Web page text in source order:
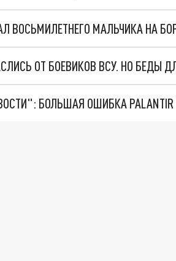
ВОСЬМИЛЕТНЕГО МАЛЬЧИКА НА
ОТ БОЕВИКОВ ВСУ. НО БЕДЫ